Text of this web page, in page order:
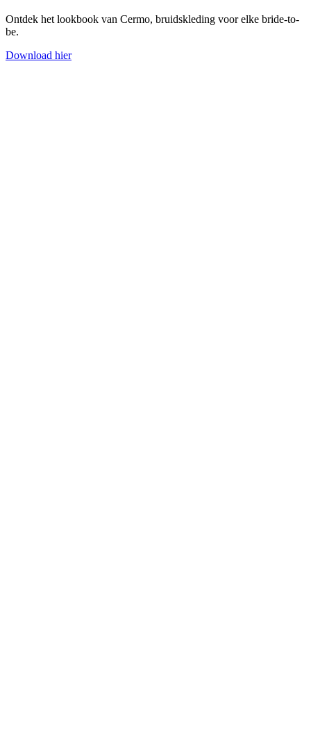
Ontdek het lookbook van Cermo, bruidskleding voor elke bride-to-
be.
Download hier